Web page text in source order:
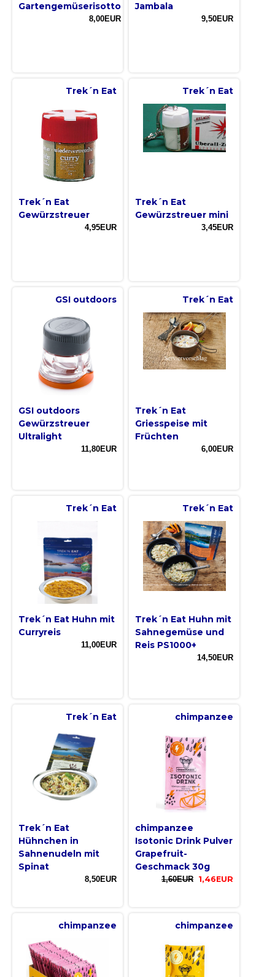
Gartengemüserisotto
8,00EUR
Jambala
9,50EUR
Trek´n Eat
Trek´n Eat
Gewürzstreuer
4,95EUR
Trek´n Eat
Trek´n Eat
Gewürzstreuer mini
3,45EUR
GSI outdoors
GSI outdoors
Gewürzstreuer
Ultralight
11,80EUR
Trek´n Eat
Trek´n Eat
Griesspeise mit
Früchten
6,00EUR
Trek´n Eat
Trek´n Eat Huhn mit
Curryreis
11,00EUR
Trek´n Eat
Trek´n Eat Huhn mit
Sahnegemüse und
Reis PS1000+
14,50EUR
Trek´n Eat
Trek´n Eat
Hühnchen in
Sahnenudeln mit
Spinat
8,50EUR
chimpanzee
chimpanzee
Isotonic Drink Pulver
Grapefruit-
Geschmack 30g
1,60EUR 1,46EUR
chimpanzee chimpanzee